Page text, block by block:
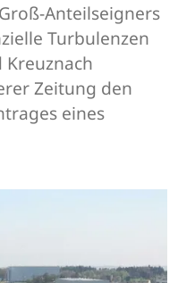
Anteilseigners
Turbulenzen
Kreuznach
Zeitung den
eines